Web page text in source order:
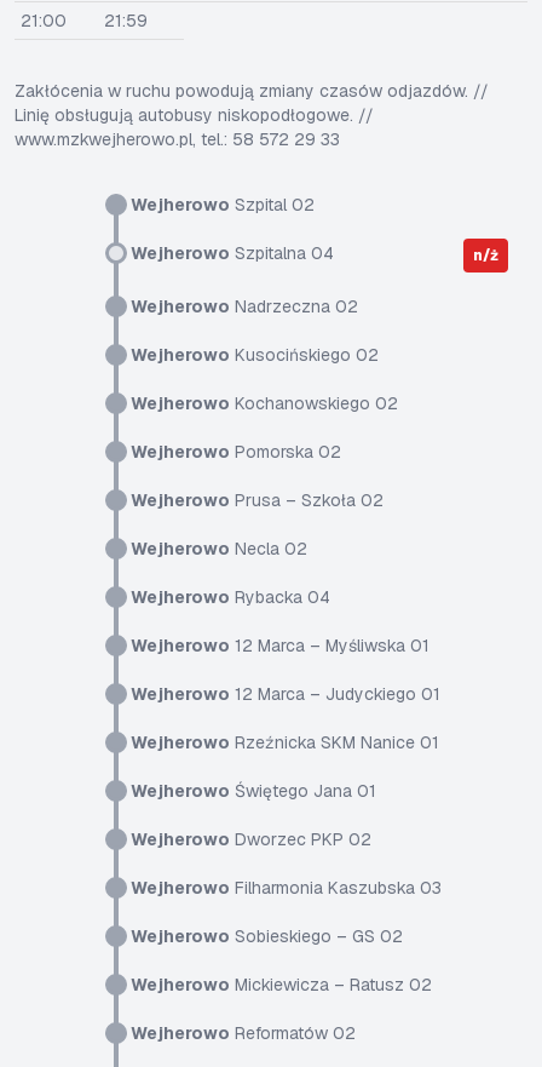
Wejherowo Szpital 02
Wejherowo Szpitalna 04 n/ż
Wejherowo Nadrzeczna 02
Wejherowo Kusocińskiego 02
Wejherowo Kochanowskiego 02
Wejherowo Pomorska 02
Wejherowo Prusa – Szkoła 02
Wejherowo Necla 02
Wejherowo Rybacka 04
Wejherowo 12 Marca – Myśliwska 01
Wejherowo 12 Marca – Judyckiego 01
Wejherowo Rzeźnicka SKM Nanice 01
Wejherowo Świętego Jana 01
Wejherowo Dworzec PKP 02
Wejherowo Filharmonia Kaszubska 03
Wejherowo Sobieskiego – GS 02
Wejherowo Mickiewicza – Ratusz 02
Wejherowo Reformatów 02
21:00
21:59
Zakłócenia w ruchu powodują zmiany czasów odjazdów. //
Linię obsługują autobusy niskopodłogowe. //
www.mzkwejherowo.pl, tel.: 58 572 29 33